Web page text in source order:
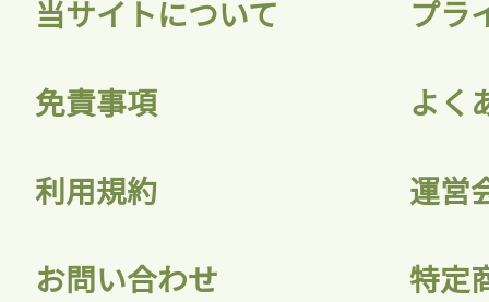
当サイトについて プラ
免責事項 よく
利用規約 運営
お問い合わせ 特定